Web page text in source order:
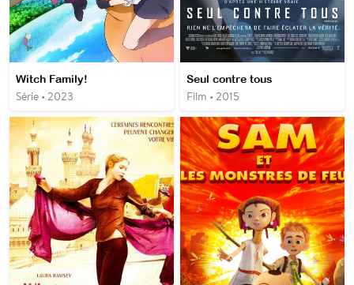
Witch Family!
Série • 2023
Seul contre tous
Film • 2015